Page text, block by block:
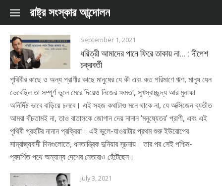
Skip to content
রাষ্ট্র সংস্কার আন্দোলন
September 1, 2021
ধরিত্রী আমাদের পানে ফিরে তাকায় না… : দীপেশ
চক্রবর্তী
পৃথিবীর কাছে ও অন্য প্রাণীর কাছে মানুষের যে কী এবং কত পরিমাণে ঋণ, মানুষ যেন
ভেবেছিল তা সম্পূর্ণ ভুলে মেরে দিয়েও নিজের ক্ষমতা, সুখস্বাচ্ছন্দ্য আর মুনাফা
অনির্দিষ্ট ভাবে বাড়িয়ে চলবে। এই সহজ কথাটাও মনে থাকে না, যে অক্সিজেন ব্যতীত
আমরা বাঁচতামই না, তাও বাতাসকে জোগান দেয় নানান ‘মনুষ্যেতর’ প্রাণী, এবং এই
পৃথিবী গ্রহটির নানান প্রক্রিয়া। এই ভুলে-যাওয়াটার প্রথম শুরু ইউরোপের
সাম্রাজ্যবাদী দিনগুলোতে, ধনতান্ত্রিক দুনিয়ার সূচনায়। তার পর সেই পশ্চিম-
প্রদর্শিত পথে অন্যান্য দেশের নেতারাও হেঁটেছেন।
July 3, 2021